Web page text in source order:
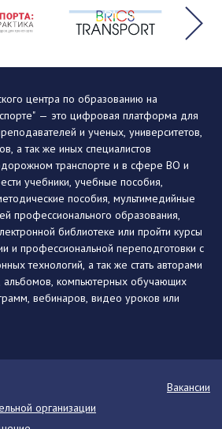
центра по образованию на
— это цифровая платформа для
и ученых, университетов,
а так же иных специалистов
транспорте и в сфере ВО и
учебники, учебные пособия,
пособия, мультимедийные
профессионального образования,
библиотеке или пройти курсы
и профессиональной переподготовки с
технологий, а так же стать авторами
альбомов, компьютерных обучающих
вебинаров, видео уроков или
Вакансии
организации